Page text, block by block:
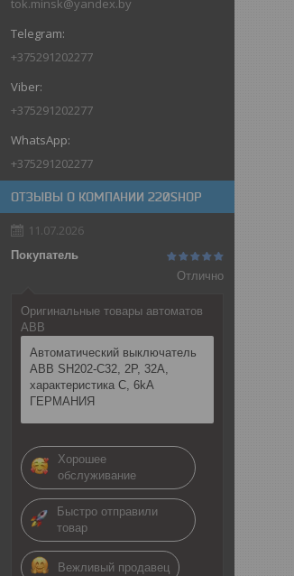
tok.minsk@yandex.by
+375291202277
+375291202277
+375291202277
ОТЗЫВЫ О КОМПАНИИ 220SHOP
11.07.2026
Покупатель
Отлично
Оригинальные товары автоматов
ABB
Автоматический выключатель
ABB SH202-C32, 2P, 32А,
характеристика C, 6kA
ГЕРМАНИЯ
Хорошее
обслуживание
Быстро отправили
товар
Вежливый продавец